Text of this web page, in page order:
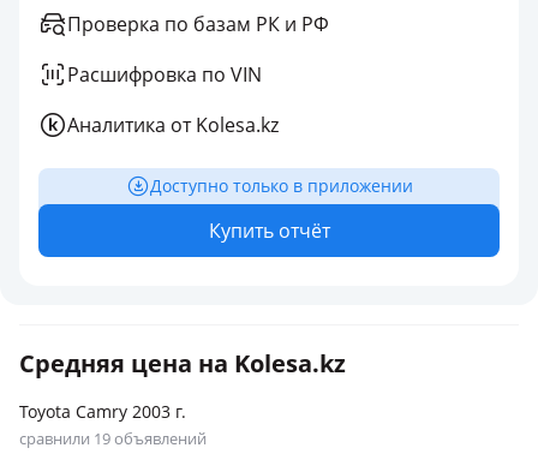
Проверка по базам РК и РФ
Расшифровка по VIN
Аналитика от Kolesa.kz
Доступно только в приложении
Купить отчёт
Средняя цена на Kolesa.kz
Toyota Camry 2003 г.
сравнили 19 объявлений